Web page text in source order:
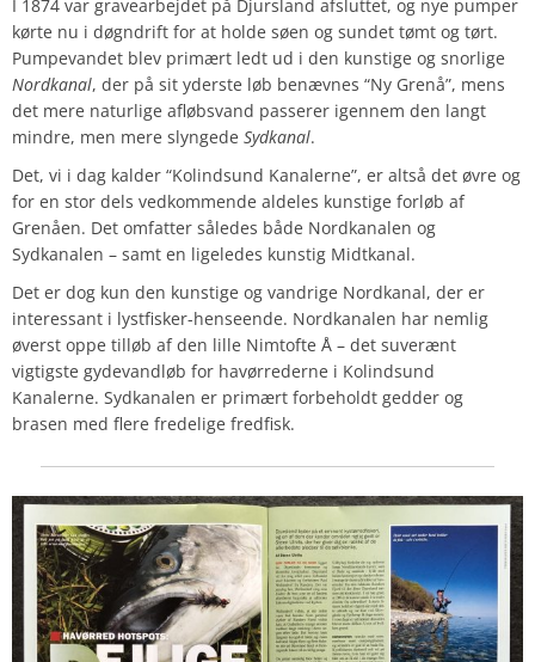
I 1874 var gravearbejdet på Djursland afsluttet, og nye pumper
kørte nu i døgndrift for at holde søen og sundet tømt og tørt.
Pumpevandet blev primært ledt ud i den kunstige og snorlige
Nordkanal, der på sit yderste løb benævnes “Ny Grenå”, mens
det mere naturlige afløbsvand passerer igennem den langt
mindre, men mere slyngede Sydkanal.
Det, vi i dag kalder “Kolindsund Kanalerne”, er altså det øvre og
for en stor dels vedkommende aldeles kunstige forløb af
Grenåen. Det omfatter således både Nordkanalen og
Sydkanalen – samt en ligeledes kunstig Midtkanal.
Det er dog kun den kunstige og vandrige Nordkanal, der er
interessant i lystfisker-henseende. Nordkanalen har nemlig
øverst oppe tilløb af den lille Nimtofte Å – det suverænt
vigtigste gydevandløb for havørrederne i Kolindsund
Kanalerne. Sydkanalen er primært forbeholdt gedder og
brasen med flere fredelige fredfisk.